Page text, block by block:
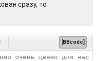
сразу, то
[BBcode]